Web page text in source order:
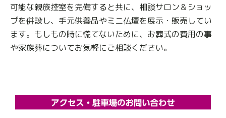
可能な親族控室を完備すると共に、相談サロン＆ショッ
プを併設し、手元供養品やミニ仏壇を展示・販売してい
ます。もしもの時に慌てないために、お葬式の費用の事
や家族葬についてお気軽にご相談ください。